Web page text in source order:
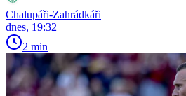
Chalupáři-Zahrádkáři
dnes, 19:32
2 min